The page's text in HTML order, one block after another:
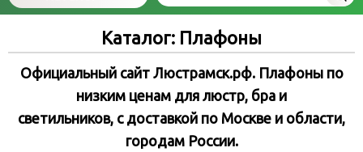
Каталог: Плафоны
Официальный сайт Люстрамск.рф. Плафоны по
низким ценам для люстр, бра и
светильников, с доставкой по Москве и области,
городам России.